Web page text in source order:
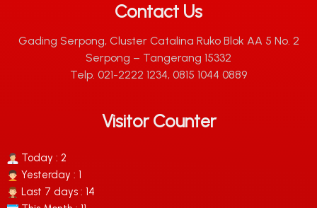
Contact Us
Gading Serpong, Cluster Catalina Ruko Blok AA 5 No. 2
Serpong – Tangerang 15332
Telp. 021-2222 1234, 0815 1044 0889
Visitor Counter
Today : 2
Yesterday : 1
Last 7 days : 14